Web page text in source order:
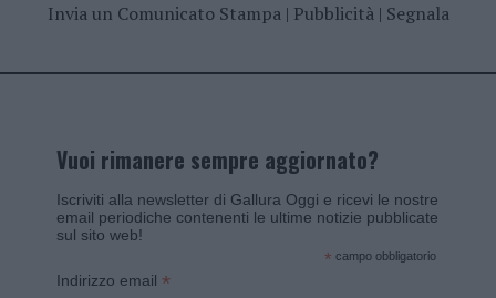
Invia un Comunicato Stampa| Pubblicità| Segnala
Vuoi rimanere sempre aggiornato?
Iscriviti alla newsletter di Gallura Oggi e ricevi le nostre
email periodiche contenenti le ultime notizie pubblicate
sul sito web!
* campo obbligatorio
Indirizzo email *